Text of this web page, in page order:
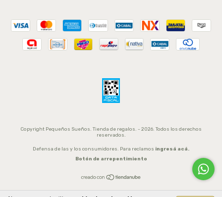
Copyright Pequeños Sueños. Tienda de regalos. - 2026. Todos los derechos
reservados.
Defensa de las y los consumidores. Para reclamos ingresá acá.
Botón de arrepentimiento